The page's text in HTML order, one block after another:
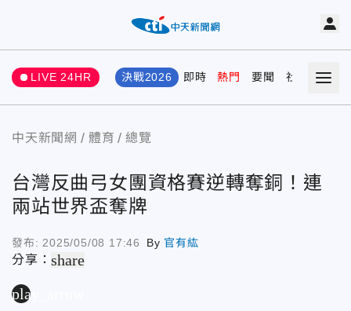
LIVE 24HR 決戰2026 即時 熱門 要聞 社會 娛樂
中天新聞網 體育 總覽
台灣反曲弓女團資格賽逆轉奪銅！連
兩站世界盃奪牌
發布: 2025/05/08 17:46 By 官有紘
分享：share
play_arrow